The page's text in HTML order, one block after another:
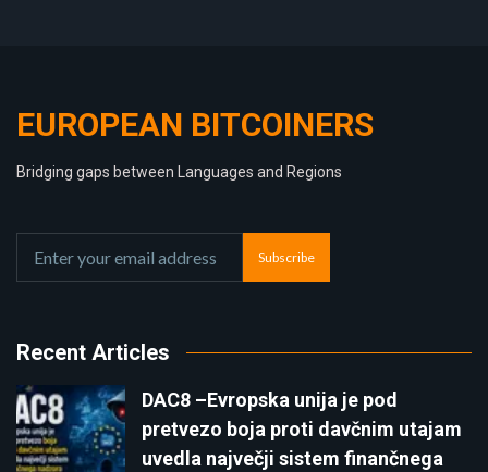
EUROPEAN BITCOINERS
Bridging gaps between Languages and Regions
Subscribe
Recent Articles
DAC8 –Evropska unija je pod
pretvezo boja proti davčnim utajam
uvedla največji sistem finančnega